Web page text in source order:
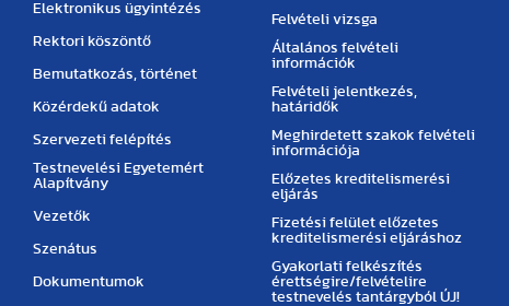
Elektronikus ügyintézés
Rektori köszöntő
Bemutatkozás, történet
Közérdekű adatok
Szervezeti felépítés
Testnevelési Egyetemért
Alapítvány
Vezetők
Szenátus
Dokumentumok
Felvételi vizsga
Általános felvételi
információk
Felvételi jelentkezés,
határidők
Meghirdetett szakok felvételi
információja
Előzetes kreditelismerési
eljárás
Fizetési felület előzetes
kreditelismerési eljáráshoz
Gyakorlati felkészítés
érettségire/felvételire
testnevelés tantárgyból ÚJ!